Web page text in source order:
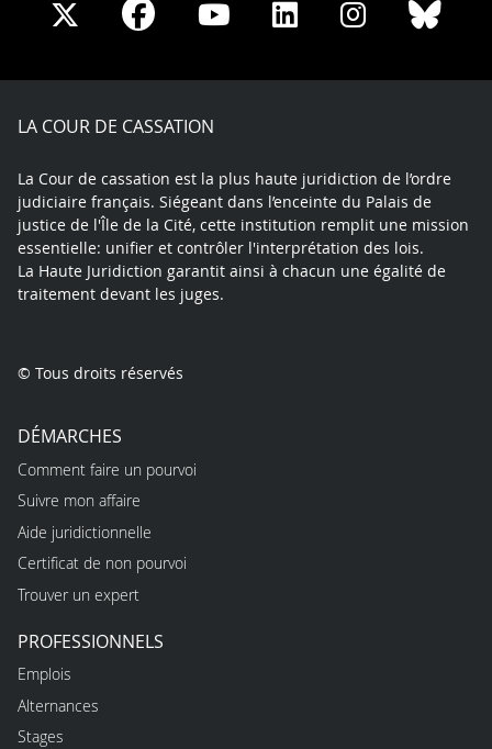
Share
X
Share
Facebook
Share
Youtube
Share
LinkedIn
Share
Instagram
LA COUR DE CASSATION
La Cour de cassation est la plus haute juridiction de l’ordre
judiciaire français. Siégeant dans l’enceinte du Palais de
justice de l'Île de la Cité, cette institution remplit une mission
essentielle: unifier et contrôler l'interprétation des lois.
La Haute Juridiction garantit ainsi à chacun une égalité de
traitement devant les juges.
© Tous droits réservés
DÉMARCHES
Comment faire un pourvoi
Suivre mon affaire
Aide juridictionnelle
Certificat de non pourvoi
Trouver un expert
PROFESSIONNELS
Emplois
Alternances
Stages